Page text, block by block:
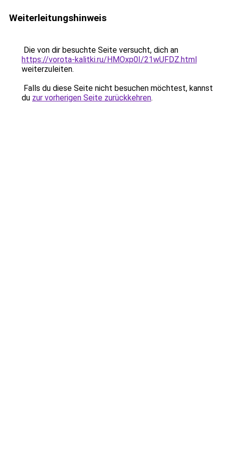
Weiterleitungshinweis
Die von dir besuchte Seite versucht, dich an
https://vorota-kalitki.ru/HMOxp0I/21wUFDZ.html
weiterzuleiten.
Falls du diese Seite nicht besuchen möchtest, kannst
du zur vorherigen Seite zurückkehren.